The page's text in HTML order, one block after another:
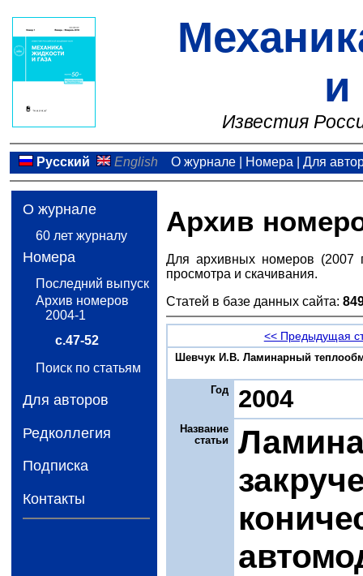
и
Известия
Русский English О журнале| Номера Для
О журнале
60 лет журналу
Номера
Последний выпуск
Архив номеров
2004-1
с.47-52
Поиск по статьям
Для авторов
Редколлегия
Подписка
Контакты
Архив
Для архивных номеров (2007
просмотра и скачивания.
Статей в базе данных сайта:
<< Предыдущая
Шевчук И.В. Ламинарный
Год 2004
Название
статьи